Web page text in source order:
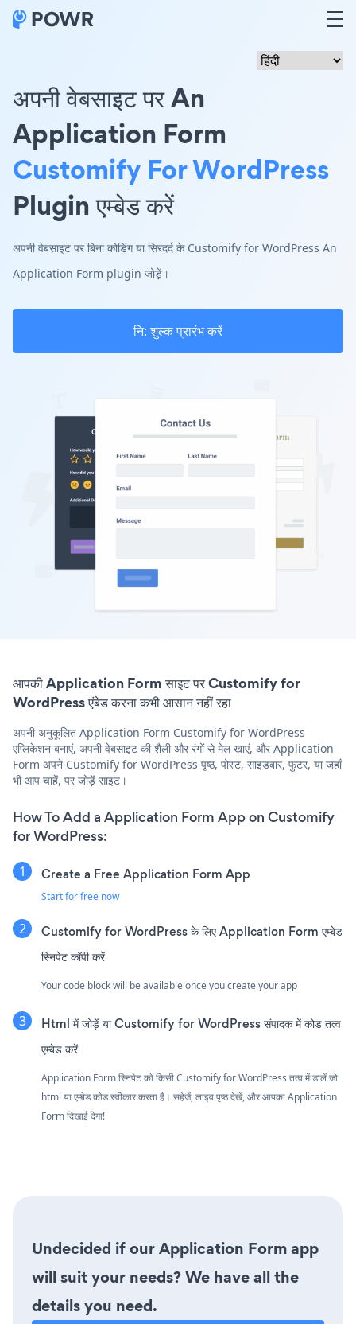
अपनी वेबसाइट पर An
Application Form
Customify For WordPress
Plugin एम्बेड करें
अपनी वेबसाइट पर बिना कोडिंग या सिरदर्द के Customify for WordPress An
Application Form plugin जोड़ें।
नि: शुल्क प्रारंभ करें
आपकी Application Form साइट पर Customify for
WordPress एंबेड करना कभी आसान नहीं रहा
अपनी अनुकूलित Application Form Customify for WordPress
एप्लिकेशन बनाएं, अपनी वेबसाइट की शैली और रंगों से मेल खाएं, और Application
Form अपने Customify for WordPress पृष्ठ, पोस्ट, साइडबार, फुटर, या जहाँ
भी आप चाहें, पर जोड़ें साइट।
How To Add a Application Form App on Customify
for WordPress:
Create a Free Application Form App
Start for free now
Customify for WordPress के लिए Application Form एम्बेड
स्निपेट कॉपी करें
Your code block will be available once you create your app
Html में जोड़ें या Customify for WordPress संपादक में कोड तत्व
एम्बेड करें
Application Form स्निपेट को किसी Customify for WordPress तत्व में डालें जो
html या एम्बेड कोड स्वीकार करता है। सहेजें, लाइव पृष्ठ देखें, और आपका Application
Form दिखाई देगा!
Undecided if our Application Form app
will suit your needs? We have all the
details you need.